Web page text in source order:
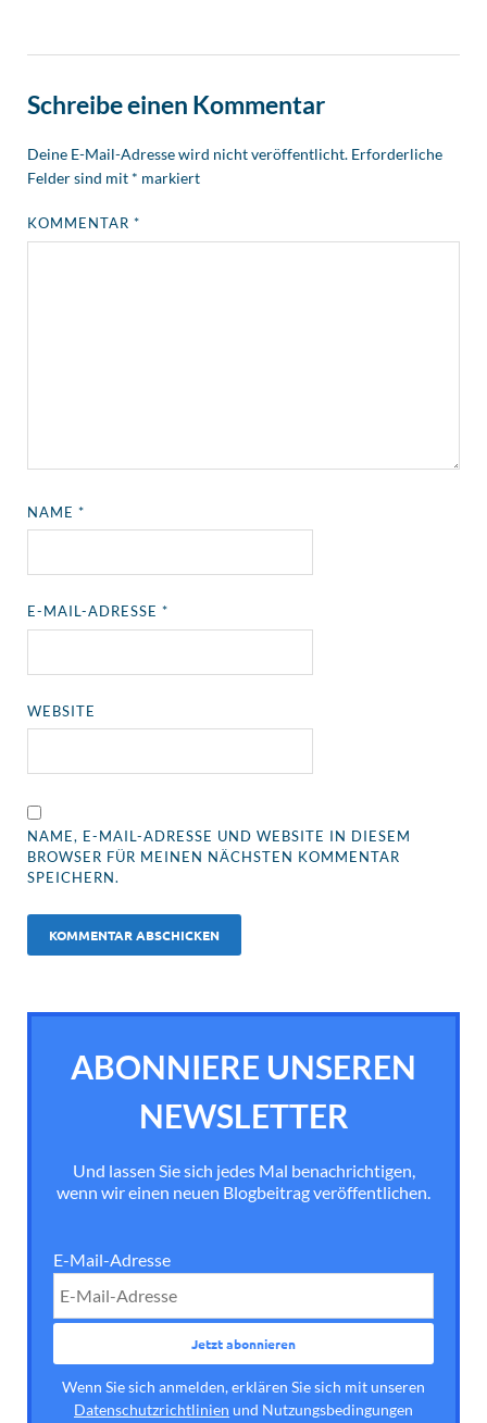
Schreibe einen Kommentar
Deine E-Mail-Adresse wird nicht veröffentlicht. Erforderliche
Felder sind mit * markiert
KOMMENTAR*
NAME*
E-MAIL-ADRESSE*
WEBSITE
NAME, E-MAIL-ADRESSE UND WEBSITE IN DIESEM
BROWSER FÜR MEINEN NÄCHSTEN KOMMENTAR
SPEICHERN.
ABONNIERE UNSEREN
NEWSLETTER
Und lassen Sie sich jedes Mal benachrichtigen,
wenn wir einen neuen Blogbeitrag veröffentlichen.
E-Mail-Adresse
Wenn Sie sich anmelden, erklären Sie sich mit unseren
Datenschutzrichtlinien und Nutzungsbedingungen